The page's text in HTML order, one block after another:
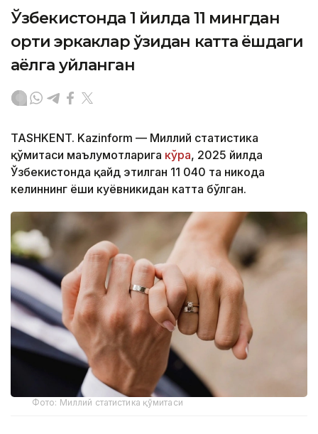
Ўзбекистонда 1 йилда 11 мингдан
ортиқ эркаклар ўзидан катта ёшдаги
аёлга уйланган
TASHKENT. Kazinform — Миллий статистика
қўмитаси маълумотларига кўра, 2025 йилда
Ўзбекистонда қайд этилган 11 040 та никоҳда
келиннинг ёши куёвникидан катта бўлган.
Фото: Миллий статистика қўмитаси